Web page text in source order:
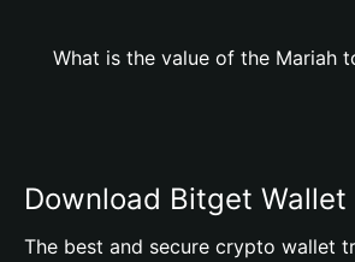
What is the value of the Mariah
Download Bitget Wallet
The best and secure crypto wallet